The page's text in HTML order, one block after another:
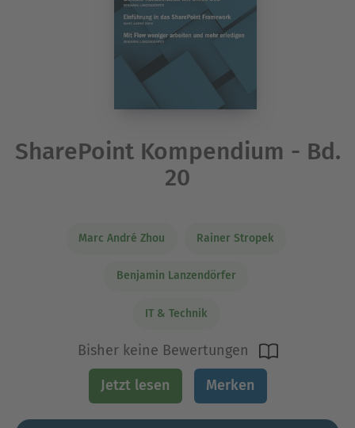
SharePoint Kompendium - Bd.
20
Marc André Zhou Rainer Stropek
Benjamin Lanzendörfer
IT & Technik
Bisher keine Bewertungen
Jetzt lesen Merken